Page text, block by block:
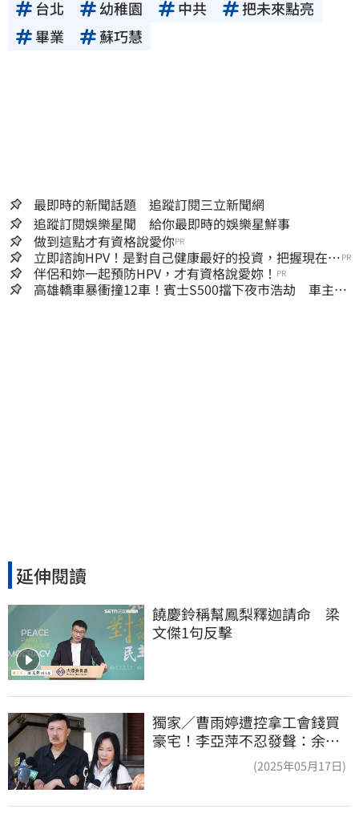
台北 幼稚園 中共
把未來點亮
畢業
蘇巧慧
最即時的新聞話題 追蹤訂閱三立新聞網
追蹤訂閱娛樂星聞 給你最即時的娛樂星鮮事
做到這點才有資格說愛你PR
立即諮詢HPV！是對自己健康最好的投資，把握現在不
嫌晚！
PR
伴侶和妳一起預防HPV，才有資格說愛妳！ PR
高雄轎車暴衝撞12車！賓士S500擋下夜市浩劫 車主大
延伸閱讀
饒慶鈴稱幫鳳梨釋迦請命　梁
文傑1句反擊
獨家／曹雨婷遭控拿工會錢買
豪宅！李亞萍不忍發聲：余天
(2025年05月17日)